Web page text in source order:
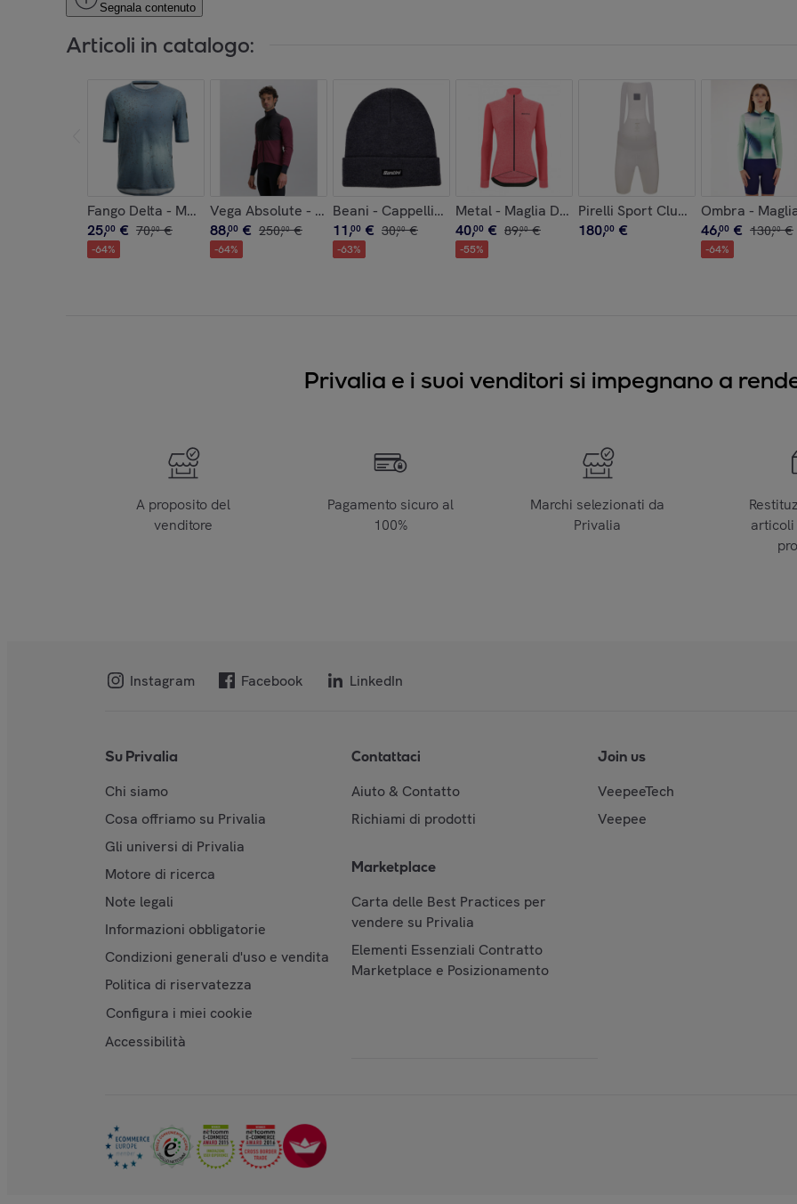
Segnala contenuto
Articoli in catalogo:
Fango Delta - Maglia Tecnica - Blue - Uomo
25,00 € 70,00 €
-64%
Vega Absolute - Giubbino - Borgogna - Uomo
88,00 € 250,00 €
-64%
Beani - Cappellino - Titanio - Unisex
11,00 € 30,00 €
-63%
Metal - Maglia Donna - Rosa - Donna
40,00 € 89,00 €
-55%
Pirelli Sport Club - Pantaloncino -
180,00 €
Ombra -
46,00 € 130,00 €
-64%
Privalia e i suoi venditori si impegnano a
A proposito del
venditore
Pagamento sicuro al
100%
Marchi selezionati da
Privalia
articoli
Instagram Facebook LinkedIn
Su Privalia
Chi siamo
Cosa offriamo su Privalia
Gli universi di Privalia
Motore di ricerca
Note legali
Informazioni obbligatorie
Condizioni generali d'uso e vendita
Politica di riservatezza
Configura i miei cookie
Accessibilità
Contattaci
Aiuto & Contatto
Richiami di prodotti
Marketplace
Carta delle Best Practices per
vendere su Privalia
Elementi Essenziali Contratto
Marketplace e Posizionamento
Join us
VeepeeTech
Veepee